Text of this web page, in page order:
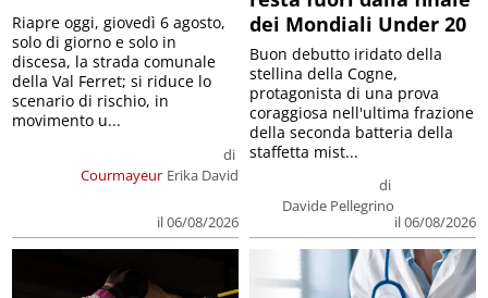
Courmayeur
di
Erika David
il 06/08/2026
Riapre oggi, giovedì 6 agosto,
solo di giorno e solo in
discesa, la strada comunale
della Val Ferret; si riduce lo
scenario di rischio, in
movimento u...
dei Mondiali Under 20
di
Davide Pellegrino
il 06/08/2026
Buon debutto iridato della
stellina della Cogne,
protagonista di una prova
coraggiosa nell'ultima frazione
della seconda batteria della
staffetta mist...